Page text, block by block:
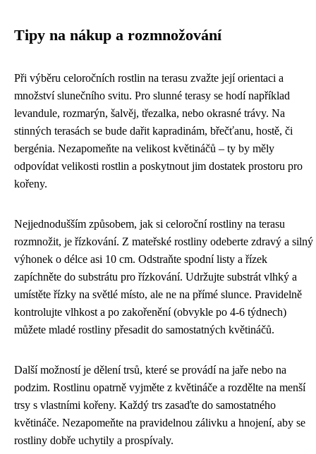
Tipy na nákup a rozmnožování
Při výběru celoročních rostlin na terasu zvažte její orientaci a
množství slunečního svitu. Pro slunné terasy se hodí například
levandule, rozmarýn, šalvěj, třezalka, nebo okrasné trávy. Na
stinných terasách se bude dařit kapradinám, břečťanu, hostě, či
bergénia. Nezapomeňte na velikost květináčů – ty by měly
odpovídat velikosti rostlin a poskytnout jim dostatek prostoru pro
kořeny.
Nejjednodušším způsobem, jak si celoroční rostliny na terasu
rozmnožit, je řízkování. Z mateřské rostliny odeberte zdravý a silný
výhonek o délce asi 10 cm. Odstraňte spodní listy a řízek
zapíchněte do substrátu pro řízkování. Udržujte substrát vlhký a
umístěte řízky na světlé místo, ale ne na přímé slunce. Pravidelně
kontrolujte vlhkost a po zakořenění (obvykle po 4-6 týdnech)
můžete mladé rostliny přesadit do samostatných květináčů.
Další možností je dělení trsů, které se provádí na jaře nebo na
podzim. Rostlinu opatrně vyjměte z květináče a rozdělte na menší
trsy s vlastními kořeny. Každý trs zasaďte do samostatného
květináče. Nezapomeňte na pravidelnou zálivku a hnojení, aby se
rostliny dobře uchytily a prospívaly.